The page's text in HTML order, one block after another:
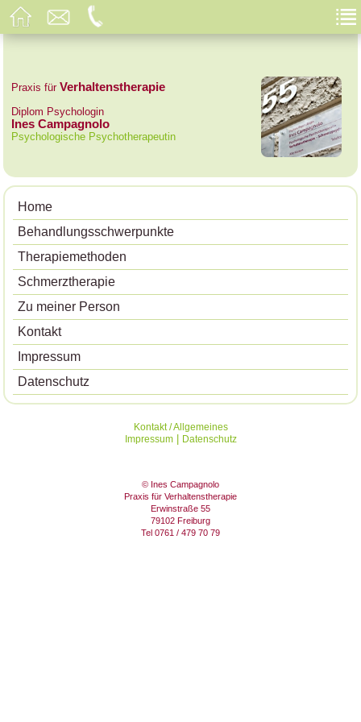
Praxis für Verhaltenstherapie
Diplom Psychologin
Ines Campagnolo
Psychologische Psychotherapeutin
Home
Behandlungsschwerpunkte
Therapiemethoden
Schmerztherapie
Zu meiner Person
Kontakt
Impressum
Datenschutz
Kontakt / Allgemeines
Impressum| Datenschutz
© Ines Campagnolo
Praxis für Verhaltenstherapie
Erwinstraße 55
79102 Freiburg
Tel 0761 / 479 70 79